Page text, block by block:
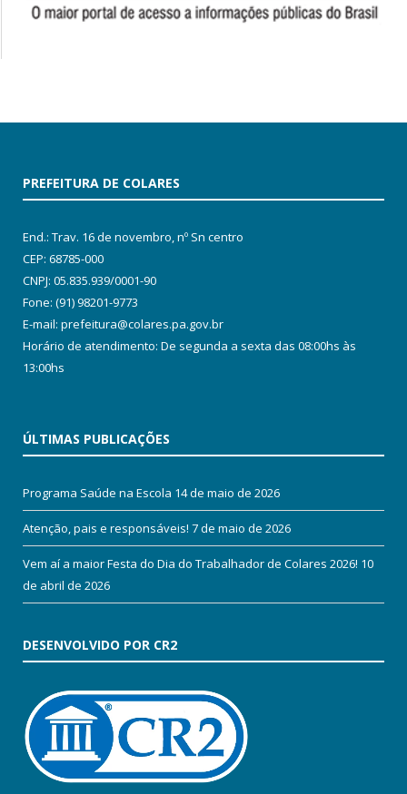
PREFEITURA DE COLARES
End.: Trav. 16 de novembro, nº Sn centro
CEP: 68785-000
CNPJ: 05.835.939/0001-90
Fone: (91) 98201-9773
E-mail: prefeitura@colares.pa.gov.br
Horário de atendimento: De segunda a sexta das 08:00hs às
13:00hs
ÚLTIMAS PUBLICAÇÕES
Programa Saúde na Escola 14 de maio de 2026
Atenção, pais e responsáveis! 7 de maio de 2026
Vem aí a maior Festa do Dia do Trabalhador de Colares 2026! 10
de abril de 2026
DESENVOLVIDO POR CR2